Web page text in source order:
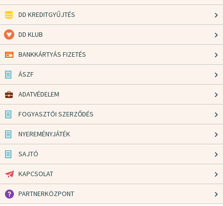
DD KREDITGYŰJTÉS
DD KLUB
BANKKÁRTYÁS FIZETÉS
ÁSZF
ADATVÉDELEM
FOGYASZTÓI SZERZŐDÉS
NYEREMÉNYJÁTÉK
SAJTÓ
KAPCSOLAT
PARTNERKÖZPONT